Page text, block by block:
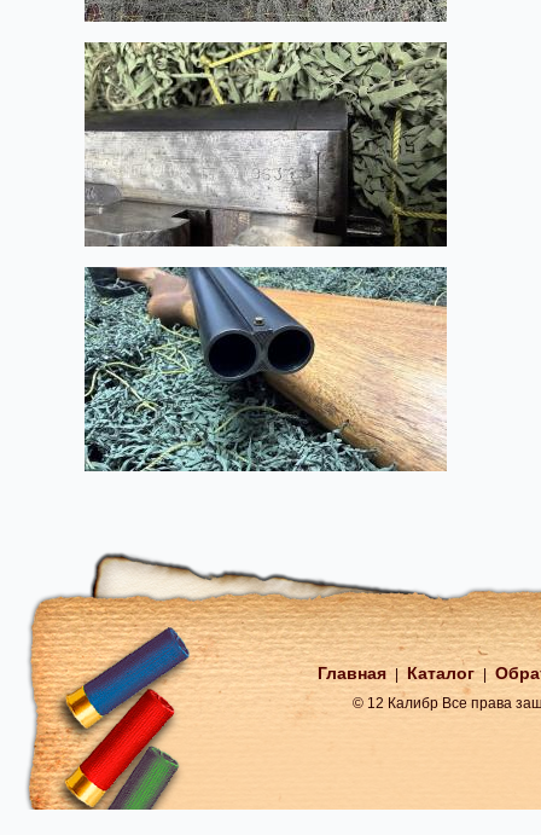
Главная Каталог
© 12 Калибр Все права